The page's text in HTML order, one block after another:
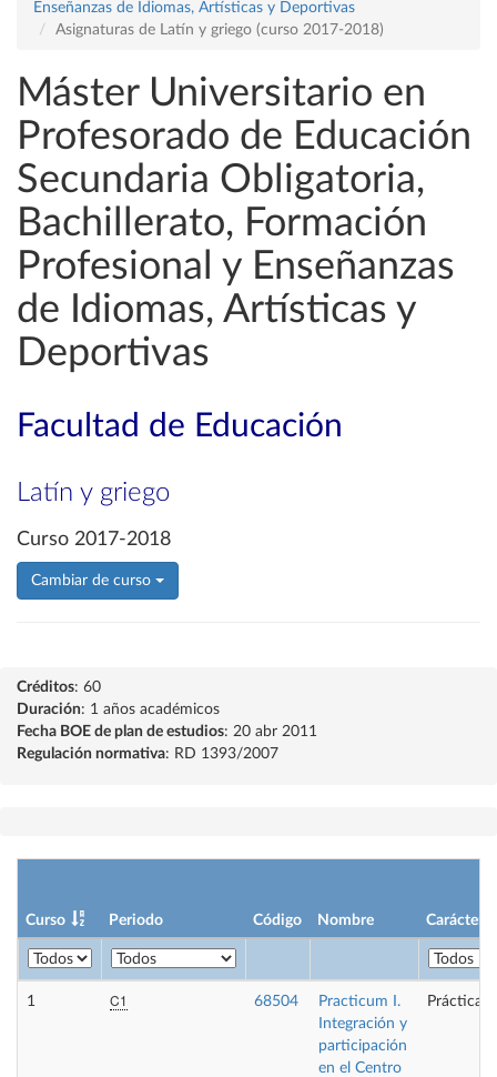
Enseñanzas de Idiomas, Artísticas y Deportivas
Asignaturas de Latín y griego (curso 2017-2018)
Máster Universitario en
Profesorado de Educación
Secundaria Obligatoria,
Bachillerato, Formación
Profesional y Enseñanzas
de Idiomas, Artísticas y
Deportivas
Facultad de Educación
Latín y griego
Curso 2017-2018
Cambiar de curso
Créditos: 60
Duración: 1 años académicos
Fecha BOE de plan de estudios: 20 abr 2011
Regulación normativa: RD 1393/2007
Curso Periodo Código Nombre Carácter
1 C1 68504
Practicum I.
Integración y
participación
en el Centro
Prácticas